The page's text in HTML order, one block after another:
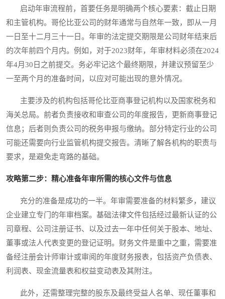
启动年审流程前，首要任务是明确两个核心要素：截止日期
和主管机构。哥伦比亚公司的财年通常与自然年一致，即从一月
一日至十二月三十一日。年审的法定提交期限是公司财年结束后
的次年前四个月内。例如，对于2023财年，年审材料必须在2024
年4月30日之前提交。务必牢记这个最终期限，并建议预留至少
一至两个月的准备时间，以应对可能出现的意外情况。
主要涉及的机构包括哥伦比亚商事登记机构以及国家税务和
海关总局。前者负责接收和审查公司的年度报告，更新商事登记
信息；后者则负责公司的税务申报与缴纳。部分特定行业的公司
可能还需要向行业监管机构提交报告。清晰了解各机构的职责与
要求，是避免走弯路的基础。
攻略第二步：精心准备年审所需的核心文件与信息
充分的准备是成功的一半。年审需要准备的材料繁多，建议
企业建立专门的年审档案。基础法律文件包括经过最新认证的公
司章程、公司注册证书、以及过去一年中任何关于股本、地址、
董事或法人代表变更的登记证明。财务文件是重中之重，需要准
备经注册会计师审计或审阅的年度财务报表，包括资产负债表、
利润表、现金流量表和权益变动表及其附注。
此外，还需整理完整的股东及最终受益人名单、现任董事和